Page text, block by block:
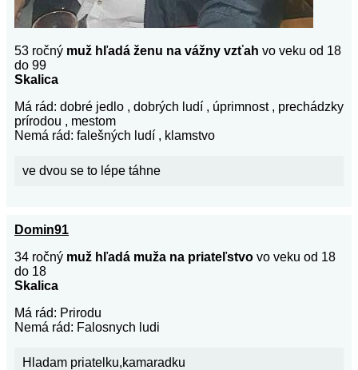
53 ročný muž hľadá ženu na vážny vzťah vo veku od 18
do 99
Skalica
Má rád: dobré jedlo , dobrých ludí , úprimnost , prechádzky
prírodou , mestom
Nemá rád: falešných ludí , klamstvo
ve dvou se to lépe táhne
Domin91
34 ročný muž hľadá muža na priateľstvo vo veku od 18
do 18
Skalica
Má rád: Prirodu
Nemá rád: Falosnych ludi
Hladam priatelku,kamaradku